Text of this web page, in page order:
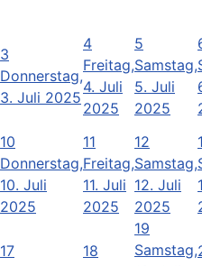
3
Donnerstag,
3. Juli 2025
4
Freitag,
4. Juli
2025
5
Samstag,
5. Juli
2025
10
Donnerstag,
10. Juli
2025
11
Freitag,
11. Juli
2025
12
Samstag,
12. Juli
2025
17
18
19
Samstag,